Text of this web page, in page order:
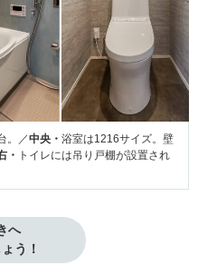
。／中央・ 浴室は1216サイズ。壁
・ トイレには吊り戸棚が設置され
へ
う！